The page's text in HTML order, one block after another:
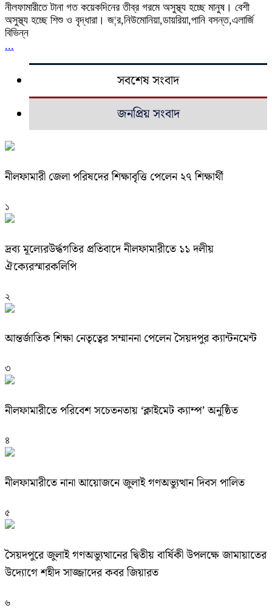
নীলফামারীতে টানা গত কয়েকদিনের তীব্র গরমে অসুস্থ্য হচ্ছে মানুষ। বেশী
অসুস্থ্য হচ্ছে শিশু ও বৃদ্ধারা। জ¦র,নিউমোনিয়া,ডায়রিয়া,পানি বসন্ত,এলার্জি
বিভিন্ন
...
সবশেষ সংবাদ
জনপ্রিয় সংবাদ
নীলফামারী জেলা পরিষদের শিক্ষাবৃত্তি পেলেন ২৭ শিক্ষার্থী
১
দ্রব্য মূল্যেরউর্দ্ধগতির প্রতিবাদে নীলফামারীতে ১১ দলীয়
ঐক্যেরস্মারকলিপি
২
আন্তর্জাতিক শিক্ষা নেতৃত্বের সম্মাননা পেলেন সৈয়দপুর ক্যান্টনমেন্ট
৩
নীলফামারীতে পরিবেশ সচেতনতায় ‘ক্লাইমেট ক্যাম্প’ অনুষ্ঠিত
৪
নীলফামারীতে নানা আয়োজনে জুলাই গণঅভ্যুত্থান দিবস পালিত
৫
সৈয়দপুরে জুলাই গণঅভ্যুত্থানের দ্বিতীয় বার্ষিকী উপলক্ষে জামায়াতের
উদ্যোগে শহীদ সাজ্জাদের কবর জিয়ারত
৬